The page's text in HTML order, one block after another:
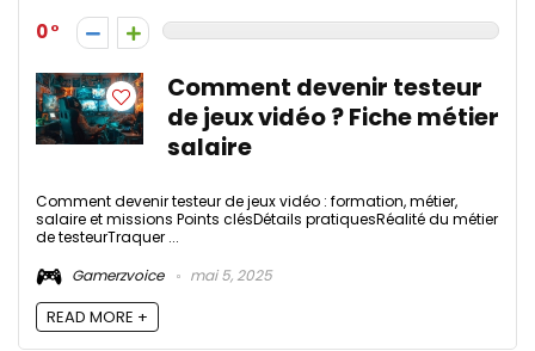
0
Comment devenir testeur
de jeux vidéo ? Fiche métier
salaire
Comment devenir testeur de jeux vidéo : formation, métier,
salaire et missions Points clésDétails pratiquesRéalité du métier
de testeurTraquer ...
Gamerzvoice
mai 5, 2025
READ MORE +